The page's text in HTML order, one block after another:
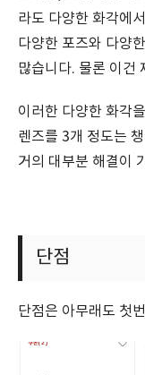
라도 다양한 화각에
다양한 포즈와 다양
많습니다. 물론 이건
이러한 다양한 화각
렌즈를 3개 정도는
거의 대부분 해결이
단점
단점은 아무래도 첫